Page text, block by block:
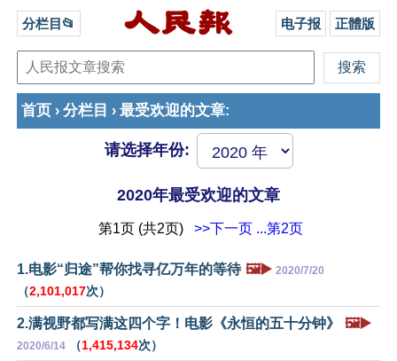
分栏目📂 电子报 正體版
首页 › 分栏目 › 最受欢迎的文章:
请选择年份:
2020年最受欢迎的文章
第1页 (共2页) >>下一页 ...第2页
1.电影“归途”帮你找寻亿万年的等待 🖼️▶️ 2020/7/20
（2,101,017次）
2.满视野都写满这四个字！电影《永恒的五十分钟》 🖼️▶️
2020/6/14 （1,415,134次）